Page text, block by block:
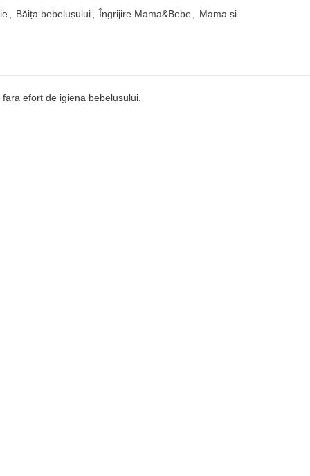
Băița bebelușului Îngrijire Mama&Bebe Mama și
efort de igiena bebelusului.